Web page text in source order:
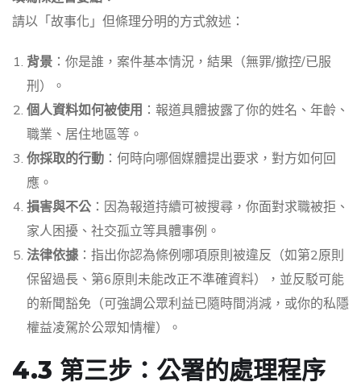
請以「故事化」但條理分明的方式敘述：
背景 ：你是誰，案件基本情況，結果（無罪/撤控/已服
刑）。
個人資料如何被使用 ：報道具體披露了你的姓名、年齡、
職業、居住地區等。
你採取的行動 ：何時向哪個媒體提出要求，對方如何回
應。
損害與不公 ：因為報道持續可被搜尋，你面對求職被拒、
家人困擾、社交孤立等具體事例。
法律依據 ：指出你認為條例哪項原則被違反（如第2原則
保留過長、第6原則未能改正不準確資料），並反駁可能
的新聞豁免（可強調公眾利益已隨時間消減，或你的私隱
權益凌駕於公眾知情權）。
4.3 第三步：公署的處理程序